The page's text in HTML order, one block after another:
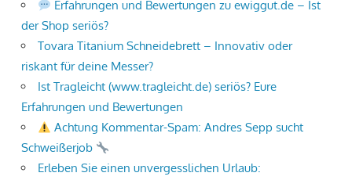
Erfahrungen und Bewertungen zu ewiggut.de – Ist
der Shop seriös?
Tovara Titanium Schneidebrett – Innovativ oder
riskant für deine Messer?
Ist Tragleicht (www.tragleicht.de) seriös? Eure
Erfahrungen und Bewertungen
Achtung Kommentar-Spam: Andres Sepp sucht
Schweißerjob
Erleben Sie einen unvergesslichen Urlaub: